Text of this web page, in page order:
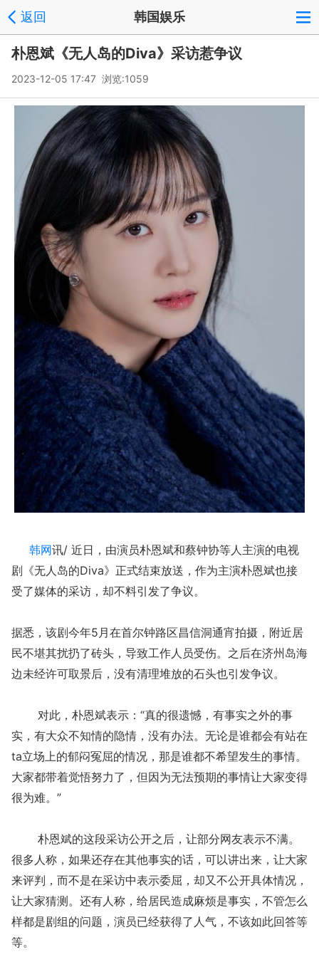
返回 韩国娱乐
朴恩斌《无人岛的Diva》采访惹争议
2023-12-05 17:47 浏览:1059
韩网讯/ 近日，由演员朴恩斌和蔡钟协等人主演的电视
剧《无人岛的Diva》正式结束放送，作为主演朴恩斌也接
受了媒体的采访，却不料引发了争议。
据悉，该剧今年5月在首尔钟路区昌信洞通宵拍摄，附近居
民不堪其扰扔了砖头，导致工作人员受伤。之后在济州岛海
边未经许可取景后，没有清理堆放的石头也引发争议。
对此，朴恩斌表示：“真的很遗憾，有事实之外的事
实，有大众不知情的隐情，没有办法。无论是谁都会有站在
ta立场上的郁闷冤屈的情况，那是谁都不希望发生的事情。
大家都带着觉悟努力了，但因为无法预期的事情让大家变得
很为难。”
朴恩斌的这段采访公开之后，让部分网友表示不满。
很多人称，如果还存在其他事实的话，可以讲出来，让大家
来评判，而不是在采访中表示委屈，却又不公开具体情况，
让大家猜测。还有人称，给居民造成麻烦是事实，不管怎么
样都是剧组的问题，演员已经获得了人气，不该如此回答等
等。